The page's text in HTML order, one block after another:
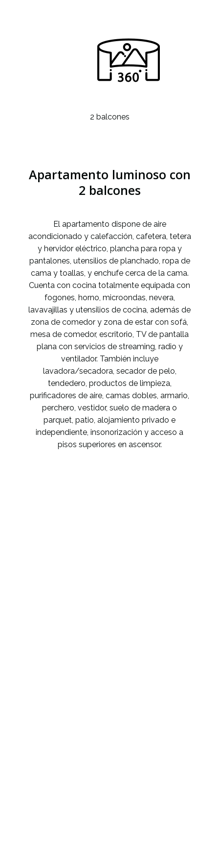
2 balcones
Apartamento luminoso con
2 balcones
El apartamento dispone de aire
acondicionado y calefacción, cafetera, tetera
y hervidor eléctrico, plancha para ropa y
pantalones, utensilios de planchado, ropa de
cama y toallas, y enchufe cerca de la cama.
Cuenta con cocina totalmente equipada con
fogones, horno, microondas, nevera,
lavavajillas y utensilios de cocina, además de
zona de comedor y zona de estar con sofá,
mesa de comedor, escritorio, TV de pantalla
plana con servicios de streaming, radio y
ventilador. También incluye
lavadora/secadora, secador de pelo,
tendedero, productos de limpieza,
purificadores de aire, camas dobles, armario,
perchero, vestidor, suelo de madera o
parquet, patio, alojamiento privado e
independiente, insonorización y acceso a
pisos superiores en ascensor.